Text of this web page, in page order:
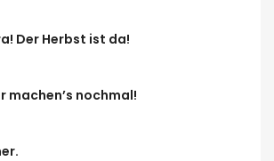
Der Herbst ist da!
machen’s nochmal!